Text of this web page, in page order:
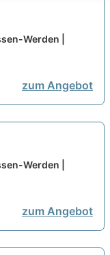
w/d) für
Medizin
Sie! neu
Werden |
zum Angebot
w/d) für
,
neu
Werden |
zum Angebot